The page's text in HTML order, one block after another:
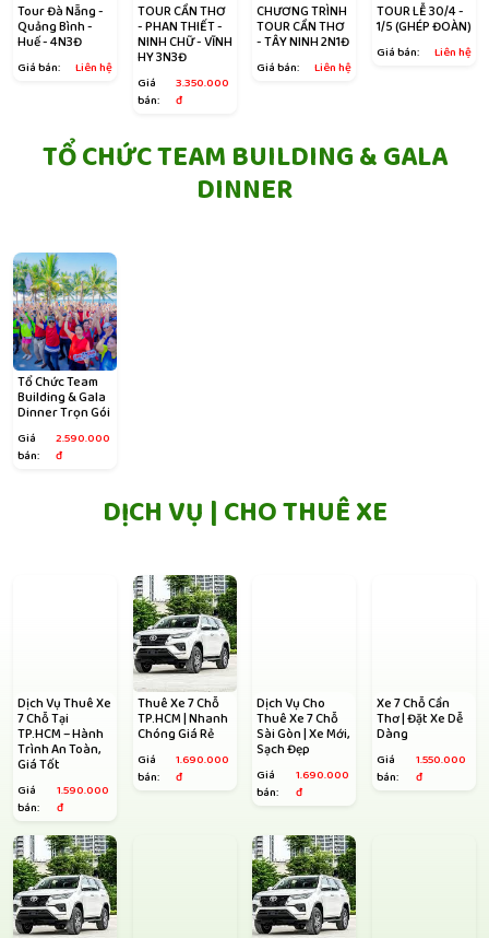
Tour Đà Nẵng -
Quảng Bình -
Huế - 4N3Đ
Giá bán: Liên hệ
TOUR CẦN THƠ
- PHAN THIẾT -
NINH CHỮ - VĨNH
HY 3N3Đ
Giá
bán:
3.350.000
đ
CHƯƠNG TRÌNH
TOUR CẦN THƠ
- TÂY NINH 2N1Đ
Giá bán: Liên hệ
TOUR LỄ 30/4 -
1/5 (GHÉP ĐOÀN)
Giá bán: Liên hệ
TỔ CHỨC TEAM BUILDING & GALA
DINNER
Tổ Chức Team
Building & Gala
Dinner Trọn Gói
Giá
bán:
2.590.000
đ
DỊCH VỤ | CHO THUÊ XE
Dịch Vụ Thuê Xe
7 Chỗ Tại
TP.HCM – Hành
Trình An Toàn,
Giá Tốt
Giá
bán:
1.590.000
đ
Thuê Xe 7 Chỗ
TP.HCM | Nhanh
Chóng Giá Rẻ
Giá
bán:
1.690.000
đ
Dịch Vụ Cho
Thuê Xe 7 Chỗ
Sài Gòn | Xe Mới,
Sạch Đẹp
Giá
bán:
1.690.000
đ
Xe 7 Chỗ Cần
Thơ | Đặt Xe Dễ
Dàng
Giá
bán:
1.550.000
đ